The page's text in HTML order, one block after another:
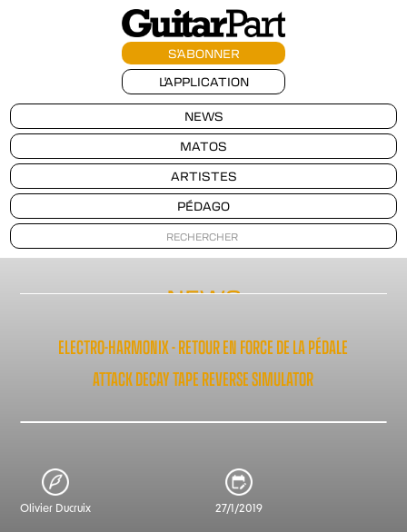
S'ABONNER
L'APPLICATION
NEWS
MATOS
ARTISTES
PÉDAGO
NEWS
ELECTRO-HARMONIX - RETOUR EN FORCE DE LA PÉDALE
ATTACK DECAY TAPE REVERSE SIMULATOR
Olivier Ducruix 27/1/2019